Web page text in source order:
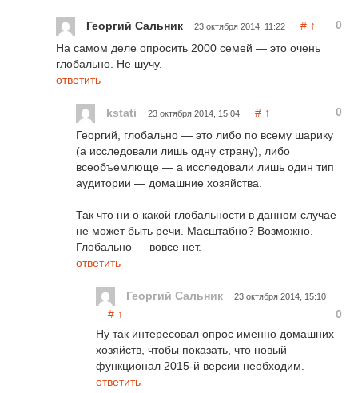
Георгий Сальник 23 октября 2014, 11:22 # ↑
0
На самом деле опросить 2000 семей — это очень
глобально. Не шучу.
ответить
kstati 23 октября 2014, 15:04 # ↑
0
Георгий, глобально — это либо по всему шарику
(а исследовали лишь одну страну), либо
всеобъемлюще — а исследовали лишь один тип
аудитории — домашние хозяйства.
Так что ни о какой глобальности в данном случае
не может быть речи. Масштабно? Возможно.
Глобально — вовсе нет.
ответить
Георгий Сальник 23 октября 2014, 15:10
# ↑
0
Ну так интересовал опрос именно домашних
хозяйств, чтобы показать, что новый
функционал 2015-й версии необходим.
ответить